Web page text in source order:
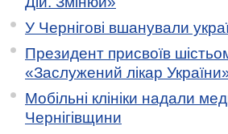
У Чернігові вшанували
Президент присвоїв
«Заслужений лікар
Мобільні клініки надали
Чернігівщини